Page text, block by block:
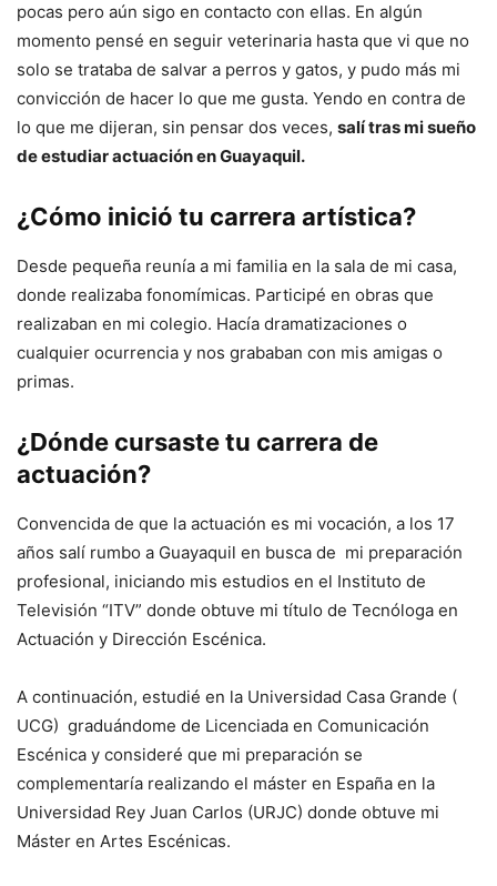
pocas pero aún sigo en contacto con ellas. En algún
momento pensé en seguir veterinaria hasta que vi que no
solo se trataba de salvar a perros y gatos, y pudo más mi
convicción de hacer lo que me gusta. Yendo en contra de
lo que me dijeran, sin pensar dos veces, salí tras mi sueño
de estudiar actuación en Guayaquil.
¿Cómo inició tu carrera artística?
Desde pequeña reunía a mi familia en la sala de mi casa,
donde realizaba fonomímicas. Participé en obras que
realizaban en mi colegio. Hacía dramatizaciones o
cualquier ocurrencia y nos grababan con mis amigas o
primas.
¿Dónde cursaste tu carrera de
actuación?
Convencida de que la actuación es mi vocación, a los 17
años salí rumbo a Guayaquil en busca de mi preparación
profesional, iniciando mis estudios en el Instituto de
Televisión “ITV” donde obtuve mi título de Tecnóloga en
Actuación y Dirección Escénica.
A continuación, estudié en la Universidad Casa Grande (
UCG) graduándome de Licenciada en Comunicación
Escénica y consideré que mi preparación se
complementaría realizando el máster en España en la
Universidad Rey Juan Carlos (URJC) donde obtuve mi
Máster en Artes Escénicas.